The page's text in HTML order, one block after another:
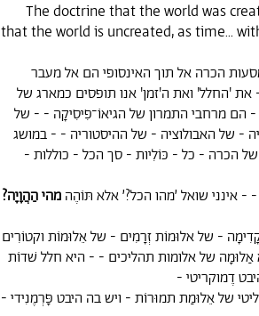
"...The doctrine that the world was
that the world is uncreated, as time...
הכרה אל תוך האינסופי הם אל מעבר
'החלל' ואת ה'זמן' אנו תופסים כמארג של
הם מרחבי התמרון של הגיאוֹ־פִיסִיקָה - - של
- של האבולוציה - של ההיסטוריה - - במושג
הכרה - כל - כּוֹלִיות - סך הכל - כוללות -
- אינני שואל ׳מהו הכל?׳ אלא תּוֹהֶהמהי הַהֲוָיָה?
- של אלוּמוֹת זְרָמִים - של אֵלוּמוֹת וקטוֹרִים
של אלומות תהליכים - - היא חלל שׁדוֹת
דֶמוקריטי -
של אֵלוּמַת תמוּרוֹת - ויש בה היבט פָּרְמֶנִידי -